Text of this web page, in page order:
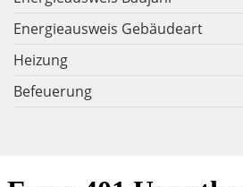
Energieausweis Gebäudeart
Heizung
Befeuerung